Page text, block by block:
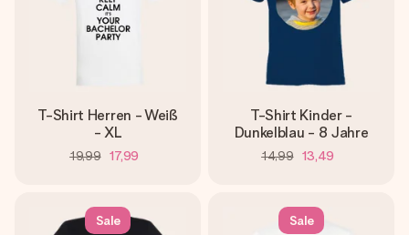
T-Shirt Herren - Weiß
- XL
19,99 17,99
T-Shirt Kinder -
Dunkelblau - 8 Jahre
14,99 13,49
Sale Sale